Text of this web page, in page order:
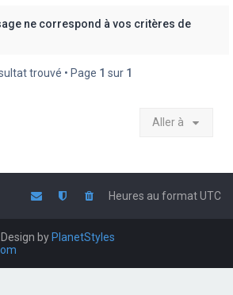
ne correspond à vos critères de
trouvé • Page 1 sur 1
Aller à
Heures au formatUTC
Design by PlanetStyles